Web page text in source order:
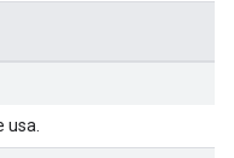
usa.